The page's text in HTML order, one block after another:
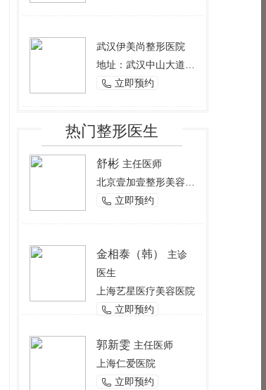
武汉伊美尚整形医院
 立即预约
热门整形医生
舒彬 主任医师
 立即预约
金相泰（韩）
主诊
医生
上海艺星医疗美容医院
 立即预约
郭新雯 主任医师
上海仁爱医院
 立即预约